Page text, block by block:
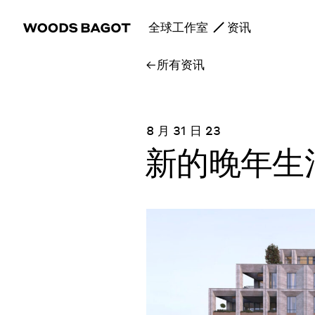
全球工作室 资讯
所有资讯
8 月 31 日 23
新的晚年生